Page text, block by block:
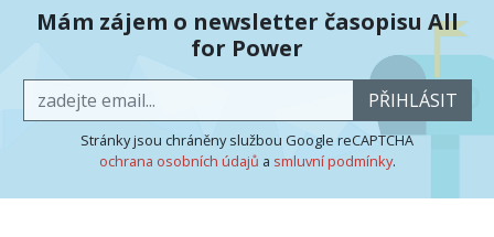
Mám zájem o newsletter časopisu All
for Power
PŘIHLÁSIT
Stránky jsou chráněny službou Google reCAPTCHA
ochrana osobních údajů a smluvní podmínky.